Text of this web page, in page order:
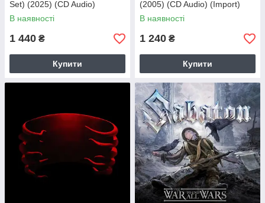
Set) (2025) (CD Audio)
(Import)
В наявності
1 440 ₴
Купити
(2005) (CD Audio) (Import)
В наявності
1 240 ₴
Купити